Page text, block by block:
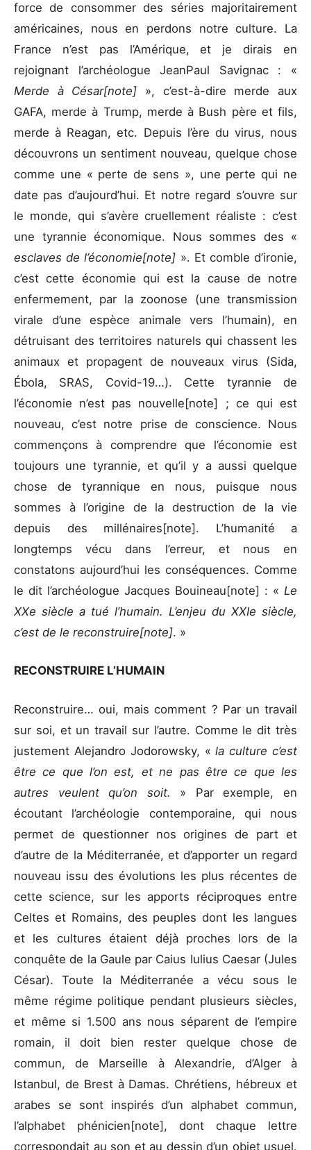
force de consommer des séries majoritairement
américaines, nous en perdons notre culture. La
France n’est pas l’Amérique, et je dirais en
rejoignant l’archéologue JeanPaul Savignac : «
Merde à César[note] », c’est-à-dire merde aux
GAFA, merde à Trump, merde à Bush père et fils,
merde à Reagan, etc. Depuis l’ère du virus, nous
découvrons un sentiment nouveau, quelque chose
comme une « perte de sens », une perte qui ne
date pas d’aujourd’hui. Et notre regard s’ouvre sur
le monde, qui s’avère cruellement réaliste : c’est
une tyrannie économique. Nous sommes des «
esclaves de l’économie[note] ». Et comble d’ironie,
c’est cette économie qui est la cause de notre
enfermement, par la zoonose (une transmission
virale d’une espèce animale vers l’humain), en
détruisant des territoires naturels qui chassent les
animaux et propagent de nouveaux virus (Sida,
Ébola, SRAS, Covid-19…). Cette tyrannie de
l’économie n’est pas nouvelle[note] ; ce qui est
nouveau, c’est notre prise de conscience. Nous
commençons à comprendre que l’économie est
toujours une tyrannie, et qu’il y a aussi quelque
chose de tyrannique en nous, puisque nous
sommes à l’origine de la destruction de la vie
depuis des millénaires[note]. L’humanité a
longtemps vécu dans l’erreur, et nous en
constatons aujourd’hui les conséquences. Comme
le dit l’archéologue Jacques Bouineau[note] : « Le
XXe siècle a tué l’humain. L’enjeu du XXIe siècle,
c’est de le reconstruire[note]. »
RECONSTRUIRE L’HUMAIN
Reconstruire… oui, mais comment ? Par un travail
sur soi, et un travail sur l’autre. Comme le dit très
justement Alejandro Jodorowsky, «la culture c’est
être ce que l’on est, et ne pas être ce que les
autres veulent qu’on soit. » Par exemple, en
écoutant l’archéologie contemporaine, qui nous
permet de questionner nos origines de part et
d’autre de la Méditerranée, et d’apporter un regard
nouveau issu des évolutions les plus récentes de
cette science, sur les apports réciproques entre
Celtes et Romains, des peuples dont les langues
et les cultures étaient déjà proches lors de la
conquête de la Gaule par Caius Iulius Caesar (Jules
César). Toute la Méditerranée a vécu sous le
même régime politique pendant plusieurs siècles,
et même si 1.500 ans nous séparent de l’empire
romain, il doit bien rester quelque chose de
commun, de Marseille à Alexandrie, d’Alger à
Istanbul, de Brest à Damas. Chrétiens, hébreux et
arabes se sont inspirés d’un alphabet commun,
l’alphabet phénicien[note], dont chaque lettre
correspondait au son et au dessin d’un objet usuel.